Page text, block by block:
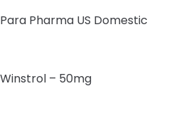
Para Pharma US Domestic
Winstrol – 50mg